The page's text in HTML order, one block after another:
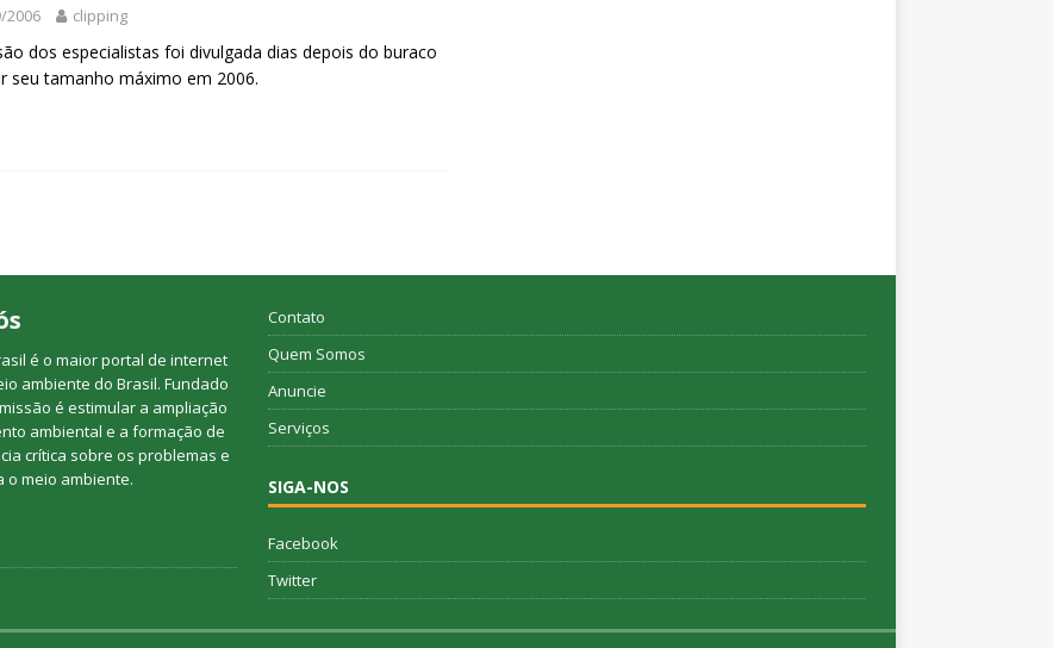
2006 clipping
dos especialistas foi divulgada dias depois do buraco
seu tamanho máximo em 2006.
é o maior portal de internet
ambiente do Brasil. Fundado
é estimular a ampliação
ambiental e a formação de
crítica sobre os problemas e
o meio ambiente.
Contato
Quem Somos
Anuncie
Serviços
SIGA-NOS
Facebook
Twitter